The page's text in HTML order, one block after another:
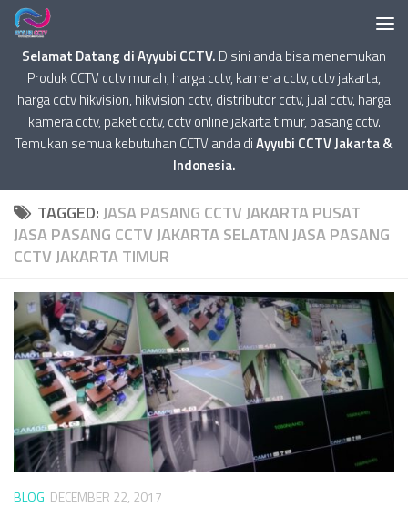
Selamat Datang di Ayyubi CCTV. Disini anda bisa menemukan
Produk CCTV cctv murah, harga cctv, kamera cctv, cctv jakarta,
harga cctv hikvision, hikvision cctv, distributor cctv, jual cctv, harga
kamera cctv, paket cctv, cctv online jakarta timur, pasang cctv.
Temukan semua kebutuhan CCTV anda diAyyubi CCTV Jakarta &
Indonesia.
TAGGED:JASA PASANG CCTV JAKARTA PUSAT
JASA PASANG CCTV JAKARTA SELATAN JASA PASANG
CCTV JAKARTA TIMUR
BLOG DECEMBER 22, 2017